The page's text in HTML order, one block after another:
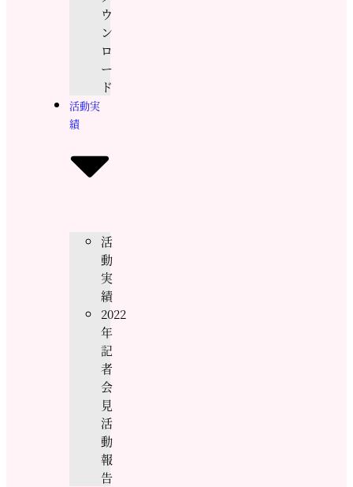
ウ
ン
ロ
ー
ド
活動実
績
活
動
実
績
2022
年
記
者
会
見
活
動
報
告